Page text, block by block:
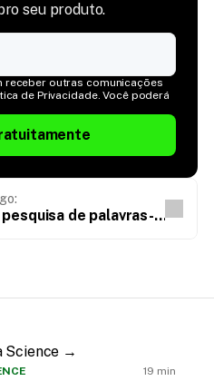
seu produto.
receber outras comunicações
de Privacidade. Você poderá
de palavras-
Science →
19 min